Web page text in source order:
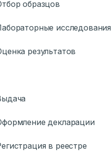
образцов
исследования
результатов
декларации
в реестре